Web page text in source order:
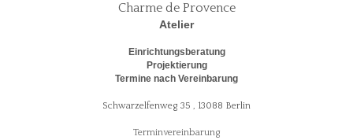
Charme de Provence
Atelier
Einrichtungsberatung
Projektierung
Termine nach Vereinbarung
Schwarzelfenweg 35 , 13088 Berlin
Terminvereinbarung